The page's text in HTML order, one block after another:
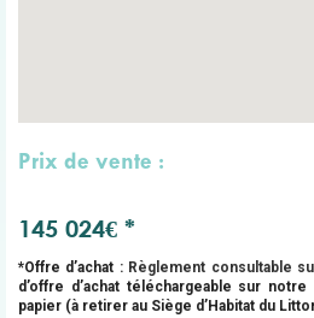
Prix de vente :
145 024€ *
*Offre d’achat : Règlement consultable
d’offre d’achat téléchargeable sur
papier (à retirer au Siège d’Habitat du